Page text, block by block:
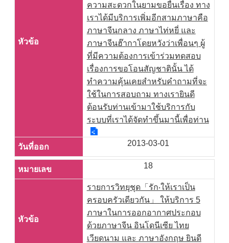
ความสะดวกในยามขอยื่นเรื่อง ทาง
เราได้มีบริการเพิ่มอีกสามภาษาคือ
ภาษาจีนกลาง ภาษาไท่หยี่ และ
ภาษาจีนฮ๊ากาโดยหวังว่าเพื่อนๆ ผู้
ที่มีความต้องการเข้าร่วมทดสอบ
เรื่องการขอโอนสัญชาตินั้น ได้
ทำความคุ้นเคยสำหรับคำถามที่จะ
ใช้ในการสอบถาม ทางเรายินดี
ต้อนรับท่านเข้ามาใช้บริการกับ
ระบบที่เราได้จัดทำขึ้นมานี้เพื่อท่าน
2013-03-01
18
รายการวิทยุชุด「รัก‧ให้เราเป็น
ครอบครัวเดียวกัน」 ให้บริการ 5
ภาษาในการออกอากาศประกอบ
ด้วยภาษาจีน อินโดนีเซีย ไทย
เวียดนาม และ ภาษาอังกฤษ ยินดี